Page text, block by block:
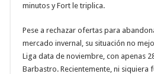
minutos y Fort le triplica.
Pese a rechazar ofertas para
mercado invernal, su situación no
Liga data de noviembre, con apenas
Barbastro. Recientemente, ni siquiera